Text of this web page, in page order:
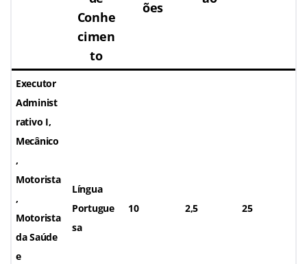
Conhe
cimen
to
ões
Executor
Administ
rativo I,
Mecânico
,
Motorista
,
Motorista
da Saúde
e
Língua
Portugue
sa
10 2,5 25